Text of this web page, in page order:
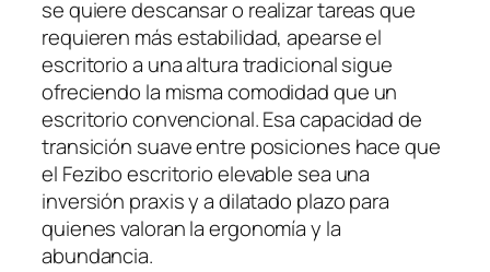
se quiere descansar o realizar tareas que
requieren más estabilidad, apearse el
escritorio a una altura tradicional sigue
ofreciendo la misma comodidad que un
escritorio convencional. Esa capacidad de
transición suave entre posiciones hace que
el Fezibo escritorio elevable sea una
inversión praxis y a dilatado plazo para
quienes valoran la ergonomía y la
abundancia.